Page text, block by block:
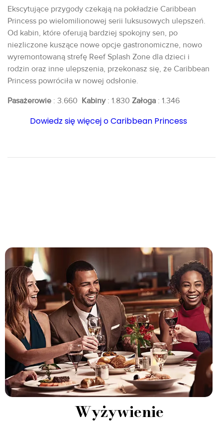
Ekscytujące przygody czekają na pokładzie Caribbean
Princess po wielomilionowej serii luksusowych ulepszeń.
Od kabin, które oferują bardziej spokojny sen, po
niezliczone kuszące nowe opcje gastronomiczne, nowo
wyremontowaną strefę Reef Splash Zone dla dzieci i
rodzin oraz inne ulepszenia, przekonasz się, że Caribbean
Princess powróciła w nowej odsłonie.
Pasażerowie : 3.660 Kabiny: 1.830 Załoga : 1.346
Dowiedz się więcej o Caribbean Princess
Wyżywienie